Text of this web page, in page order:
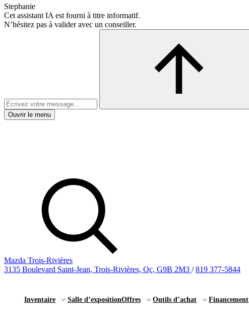
Stephanie
Cet assistant IA est fourni à titre informatif.
N’hésitez pas à valider avec un conseiller.
Ouvrir le menu
Mazda Trois-Rivières
3135 Boulevard Saint-Jean, Trois-Rivières, Qc, G9B 2M3 / 819 377-5844
Inventaire Salle d’expositionOffres Outils d’achat Financement